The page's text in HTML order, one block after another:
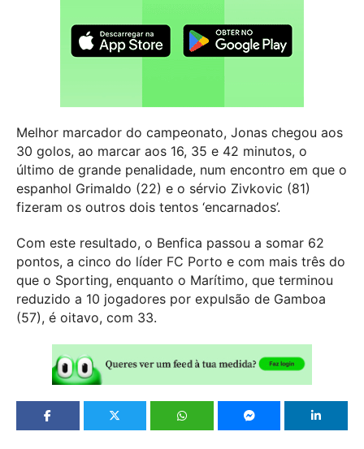
Melhor marcador do campeonato, Jonas chegou aos
30 golos, ao marcar aos 16, 35 e 42 minutos, o
último de grande penalidade, num encontro em que o
espanhol Grimaldo (22) e o sérvio Zivkovic (81)
fizeram os outros dois tentos ‘encarnados’.
Com este resultado, o Benfica passou a somar 62
pontos, a cinco do líder FC Porto e com mais três do
que o Sporting, enquanto o Marítimo, que terminou
reduzido a 10 jogadores por expulsão de Gamboa
(57), é oitavo, com 33.